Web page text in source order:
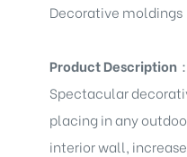
Decorative moldings
Product Description ：
Spectacular
placing in any
interior wall,